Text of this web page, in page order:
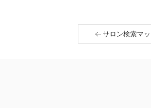
サロン検索マ